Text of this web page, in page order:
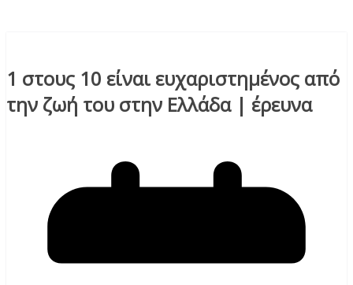
1 στους 10 είναι ευχαριστημένος από
την ζωή του στην Ελλάδα | έρευνα